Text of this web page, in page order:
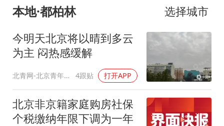
本地·都柏林
选择城市
今明天北京将以晴到多云
为主 闷热感缓解
北青网-北京青年报 4跟贴 打开APP
北京非京籍家庭购房社保
个税缴纳年限下调为一年